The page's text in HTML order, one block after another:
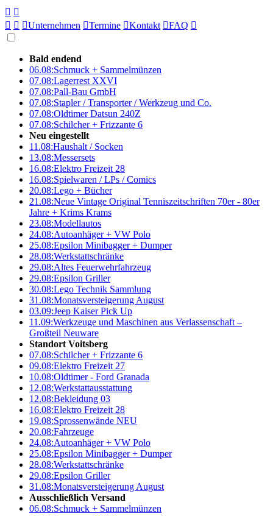
 
  Unternehmen Termine Kontakt FAQ 
Bald endend
06.08:Schmuck + Sammelmünzen
07.08:Lagerrest XXVI
07.08:Pall-Bau GmbH
07.08:Stapler / Transporter / Werkzeug und Co.
07.08:Oldtimer Datsun 240Z
07.08:Schilcher + Frizzante 6
Neu eingestellt
11.08:Haushalt / Socken
13.08:Messersets
16.08:Elektro Freizeit 28
16.08:Spielwaren / LPs / Comics
20.08:Lego + Bücher
21.08:Neue Vintage Original Tenniszeitschriften 70er - 80er
Jahre + Krims Krams
23.08:Modellautos
24.08:Autoanhäger + VW Polo
25.08:Epsilon Minibagger + Dumper
28.08:Werkstattschränke
29.08:Altes Feuerwehrfahrzeug
29.08:Epsilon Griller
30.08:Lego Technik Sammlung
31.08:Monatsversteigerung August
03.09:Jeep Kaiser Pick Up
11.09:Werkzeuge und Maschinen aus Verlassenschaft –
Großteil Neuware
Standort Voitsberg
07.08:Schilcher + Frizzante 6
09.08:Elektro Freizeit 27
10.08:Oldtimer - Ford Granada
12.08:Werkstattausstattung
12.08:Bekleidung 03
16.08:Elektro Freizeit 28
19.08:Sprossenwände NEU
20.08:Fahrzeuge
24.08:Autoanhäger + VW Polo
25.08:Epsilon Minibagger + Dumper
28.08:Werkstattschränke
29.08:Epsilon Griller
31.08:Monatsversteigerung August
Ausschließlich Versand
06.08:Schmuck + Sammelmünzen